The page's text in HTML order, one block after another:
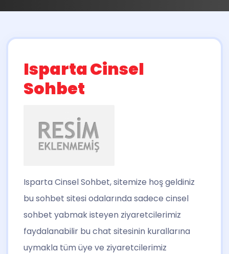
Isparta Cinsel
Sohbet
Isparta Cinsel Sohbet, sitemize hoş geldiniz
bu sohbet sitesi odalarında sadece cinsel
sohbet yabmak isteyen ziyaretcilerimiz
faydalanabilir bu chat sitesinin kurallarına
uymakla tüm üye ve ziyaretcilerimiz